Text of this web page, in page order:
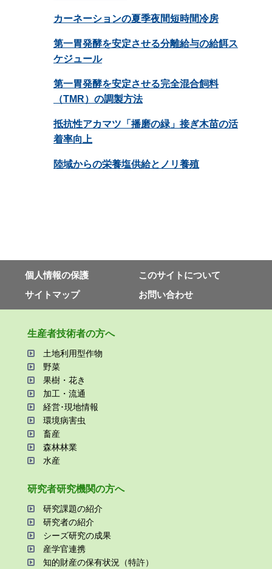
カーネーションの夏季夜間短時間冷房
第一胃発酵を安定させる分離給与の給餌ス
ケジュール
第一胃発酵を安定させる完全混合飼料
（TMR）の調製方法
抵抗性アカマツ「播磨の緑」接ぎ木苗の活
着率向上
陸域からの栄養塩供給とノリ養殖
個⼈情報の保護
このサイトについて
サイトマップ
お問い合わせ
⽣産者技術者の⽅へ
⼟地利⽤型作物
野菜
果樹・花き
加⼯・流通
経営･現地情報
環境病害⾍
畜産
森林林業
⽔産
研究者研究機関の⽅へ
研究課題の紹介
研究者の紹介
シーズ研究の成果
産学官連携
知的財産の保有状況（特許）